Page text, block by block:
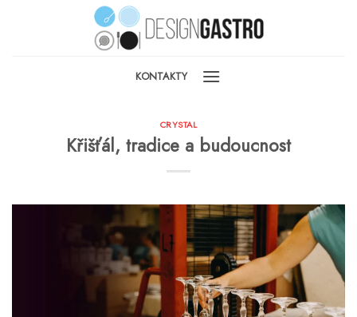
KONTAKTY
CRYSTAL
Křišťál, tradice a budoucnost